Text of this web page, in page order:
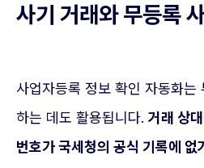
사기 거래와 무등록
사업자등록 정보 확인 자동화는
하는 데도 활용됩니다. 거래 상
번호가 국세청의 공식 기록에 없